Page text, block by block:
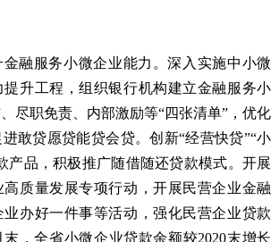
融服务小微企业能力。深入实施中小微
升工程，组织银行机构建立金融服务小
尽职免责、内部激励等“四张清单”，优化
敢贷愿贷能贷会贷。创新“经营快贷”“小
产品，积极推广随借随还贷款模式。开展
质量发展专项行动，开展民营企业金融
业办好一件事等活动，强化民营企业贷款
末，全省小微企业贷款余额较2020末增长